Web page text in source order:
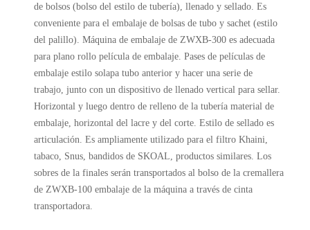
de bolsos (bolso del estilo de tubería), llenado y sellado. Es
conveniente para el embalaje de bolsas de tubo y sachet (estilo
del palillo). Máquina de embalaje de ZWXB-300 es adecuada
para plano rollo película de embalaje. Pases de películas de
embalaje estilo solapa tubo anterior y hacer una serie de
trabajo, junto con un dispositivo de llenado vertical para sellar.
Horizontal y luego dentro de relleno de la tubería material de
embalaje, horizontal del lacre y del corte. Estilo de sellado es
articulación. Es ampliamente utilizado para el filtro Khaini,
tabaco, Snus, bandidos de SKOAL, productos similares. Los
sobres de la finales serán transportados al bolso de la cremallera
de ZWXB-100 embalaje de la máquina a través de cinta
transportadora.